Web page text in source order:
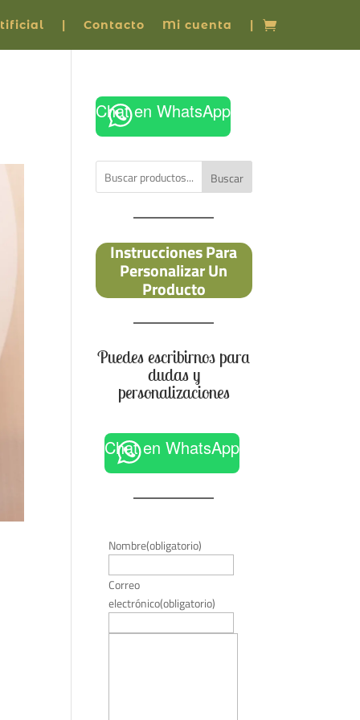
| Contacto Mi cuenta |
Chat en WhatsApp
Buscar
Instrucciones Para
Personalizar Un
Producto
Puedes escribirnos para
dudas y
personalizaciones
Chat en WhatsApp
Nombre(obligatorio)
Correo
electrónico(obligatorio)